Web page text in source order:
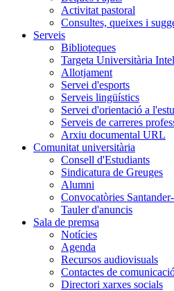
Activitat pastoral
Consultes, queixes i
Serveis
Biblioteques
Targeta Universitària
Allotjament
Servei d'esports
Serveis lingüístics
Servei d'orientació a
Serveis de carreres
Arxiu documental URL
Comunitat universitària
Consell d'Estudiants
Sindicatura de Greuges
Alumni
Convocatòries
Tauler d'anuncis
Sala de premsa
Notícies
Agenda
Recursos audiovisuals
Contactes de
Directori xarxes socials